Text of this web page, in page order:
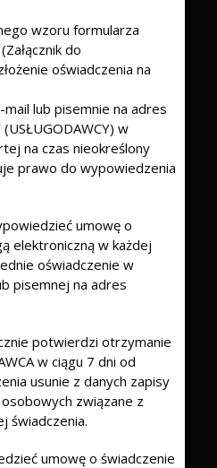
wzoru formularza
do
oświadczenia na
lub pisemnie na adres
w
na czas nieokreślony
prawo do wypowiedzenia
umowę o
elektroniczną w każdej
oświadczenie w
pisemnej na adres
potwierdzi otrzymanie
w ciągu 7 dni od
usunie z danych zapisy
związane z
świadczenia.
umowę o świadczenie